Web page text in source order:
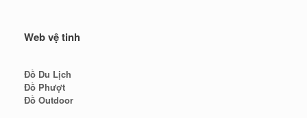
Web vệ tinh
Đồ Du Lịch
Đồ Phượt
Đồ Outdoor